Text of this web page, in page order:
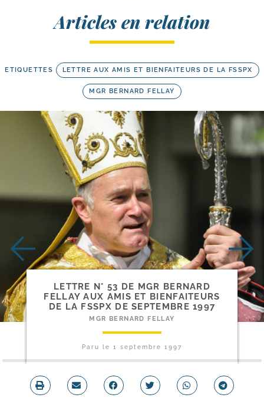
Articles en relation
ETIQUETTES LETTRE AUX AMIS ET BIENFAITEURS DE LA FSSPX
MGR BERNARD FELLAY
LETTRE N° 53 DE MGR BERNARD
FELLAY AUX AMIS ET BIENFAITEURS
DE LA FSSPX DE SEPTEMBRE 1997
MGR BERNARD FELLAY
Paru le 1 septembre 1997